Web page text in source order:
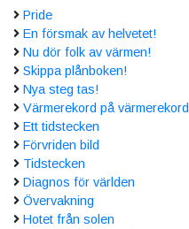
Pride
En försmak av helvetet!
Nu dör folk av värmen!
Skippa plånboken!
Nya steg tas!
Värmerekord på värmerekord
Ett tidstecken
Förvriden bild
Tidstecken
Diagnos för världen
Övervakning
Hotet från solen